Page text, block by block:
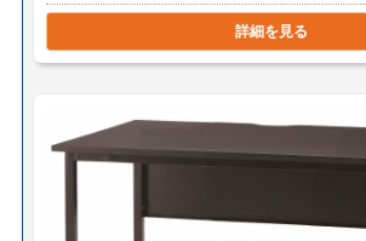
詳細を見る